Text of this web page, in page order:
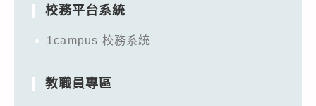
校務平台系統
1campus 校務系統
教職員專區